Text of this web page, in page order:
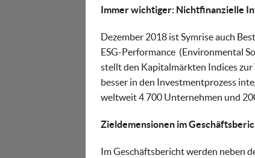
Immer wichtiger: Nichtfinanzielle
Dezember 2018 ist Symrise auch
ESG-Performance (Environmental
stellt den Kapitalmärkten Indices
besser in den Investmentprozess
weltweit 4 700 Unternehmen und
Zieldemensionen im
Im Geschäftsbericht werden neben